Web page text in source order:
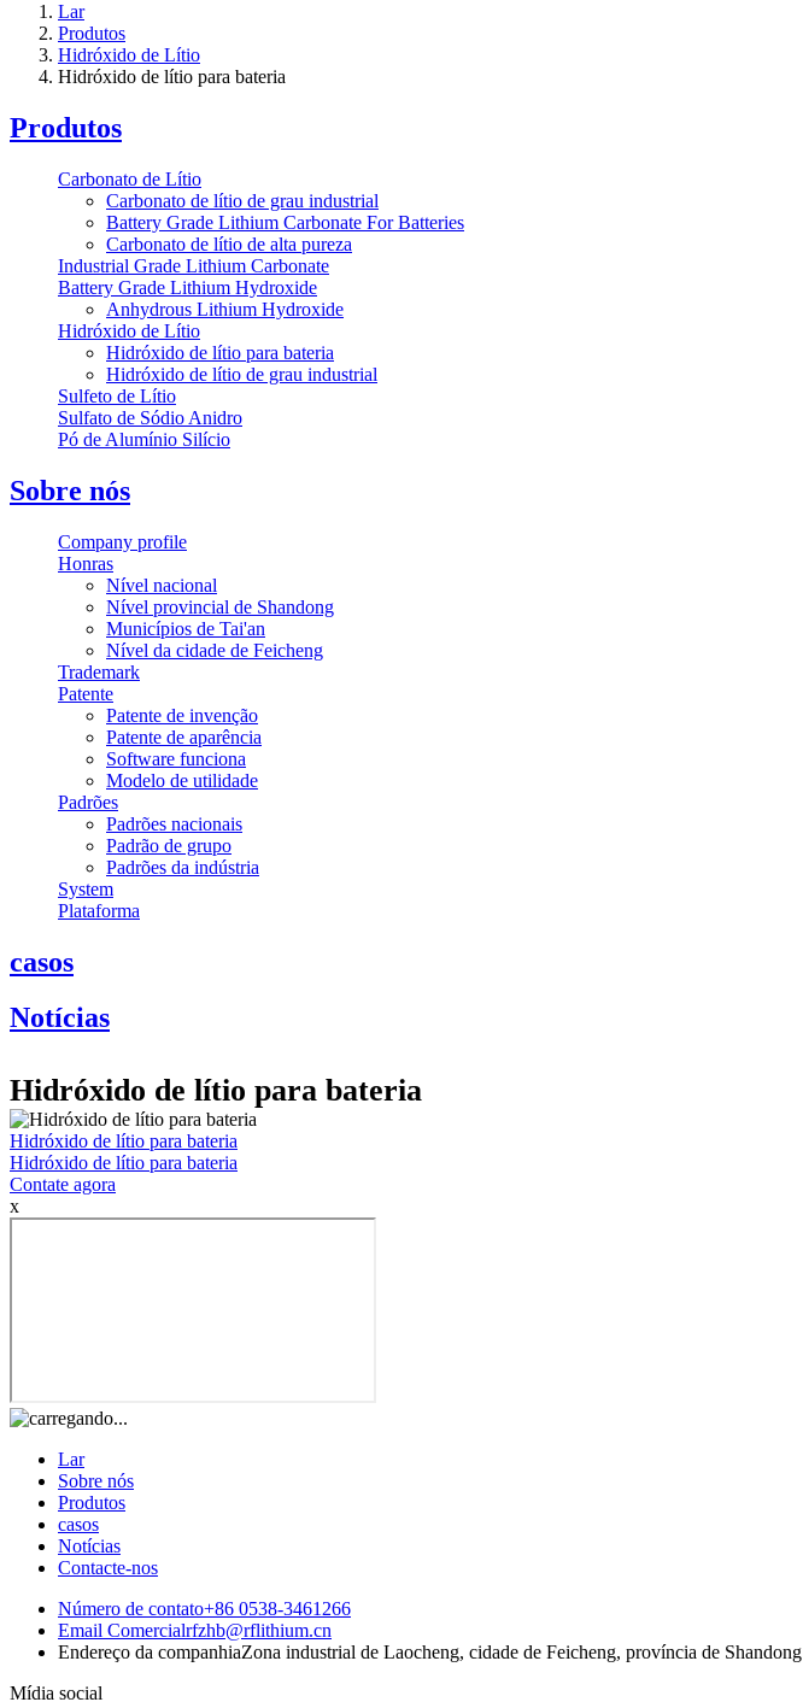
Lar
Produtos
Hidróxido de Lítio
Hidróxido de lítio para bateria
Produtos
Carbonato de Lítio
Carbonato de lítio de grau industrial
Battery Grade Lithium Carbonate For Batteries
Carbonato de lítio de alta pureza
Industrial Grade Lithium Carbonate
Battery Grade Lithium Hydroxide
Anhydrous Lithium Hydroxide
Hidróxido de Lítio
Hidróxido de lítio para bateria
Hidróxido de lítio de grau industrial
Sulfeto de Lítio
Sulfato de Sódio Anidro
Pó de Alumínio Silício
Sobre nós
Company profile
Honras
Nível nacional
Nível provincial de Shandong
Municípios de Tai'an
Nível da cidade de Feicheng
Trademark
Patente
Patente de invenção
Patente de aparência
Software funciona
Modelo de utilidade
Padrões
Padrões nacionais
Padrão de grupo
Padrões da indústria
System
Plataforma
casos
Notícias
Hidróxido de lítio para bateria
Hidróxido de lítio para bateria
Hidróxido de lítio para bateria
Contate agora
x
Lar
Sobre nós
Produtos
casos
Notícias
Contacte-nos
Número de contato+86 0538-3461266
Email Comercialrfzhb@rflithium.cn
Endereço da companhiaZona industrial de Laocheng, cidade de Feicheng, província de Shandong
Mídia social